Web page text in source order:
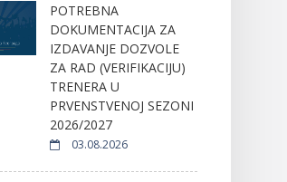
POTREBNA
DOKUMENTACIJA ZA
IZDAVANJE DOZVOLE
ZA RAD (VERIFIKACIJU)
TRENERA U
PRVENSTVENOJ SEZONI
2026/2027
03.08.2026